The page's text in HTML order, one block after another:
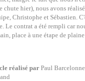
chute hier), nous avons
Christophe et Sébastien.
Le contrat a été rempli car
place à une étape de
réalisé parPaul Barcelonne